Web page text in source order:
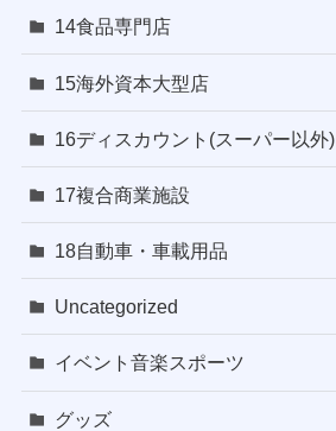
14食品専門店
15海外資本大型店
16ディスカウント(スーパー以外)
17複合商業施設
18自動車・車載用品
Uncategorized
イベント音楽スポーツ
グッズ